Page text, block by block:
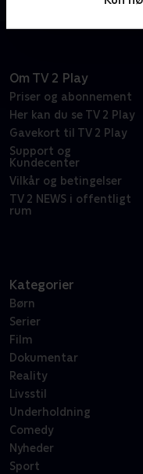
Om TV 2 Play
Priser og abonnement
Her kan du se TV 2 Play
Gavekort til TV 2 Play
Support og
Kundecenter
Vilkår og betingelser
TV 2 NEWS i offentligt
rum
Kategorier
Børn
Serier
Film
Dokumentar
Reality
Livsstil
Underholdning
Comedy
Nyheder
Sport